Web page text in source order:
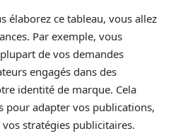
élaborez ce tableau, vous allez
Par exemple, vous
de vos demandes
engagés dans des
identité de marque. Cela
pour adapter vos publications,
stratégies publicitaires.